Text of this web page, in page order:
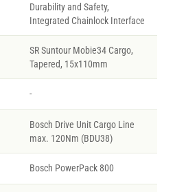
Durability and Safety,
Integrated Chainlock Interface
SR Suntour Mobie34 Cargo,
Tapered, 15x110mm
-
Bosch Drive Unit Cargo Line
max. 120Nm (BDU38)
Bosch PowerPack 800